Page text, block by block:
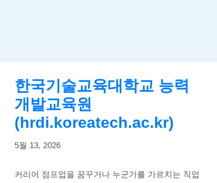
한국기술교육대학교 능력
개발교육원
(hrdi.koreatech.ac.kr)
5월 13, 2026
커리어 점프업을 꿈꾸거나 누군가를 가르치는 직업